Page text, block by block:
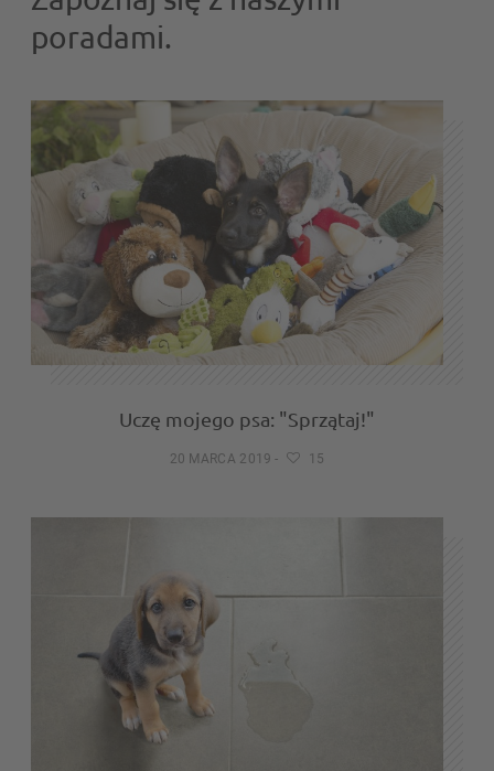
poradami.
Uczę mojego psa: "Sprzątaj!"
20 MARCA 2019 - 15